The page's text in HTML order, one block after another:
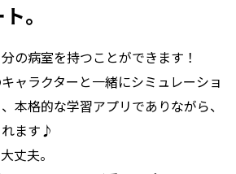
。
の病室を持つことができます！
ャラクターと一緒にシミュレーショ
本格的な学習アプリでありながら、
ます♪
丈夫。